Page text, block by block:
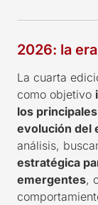
2026: la
La cuarta
como objetivo
los
evolución del
análisis,
estratégica
emergentes,